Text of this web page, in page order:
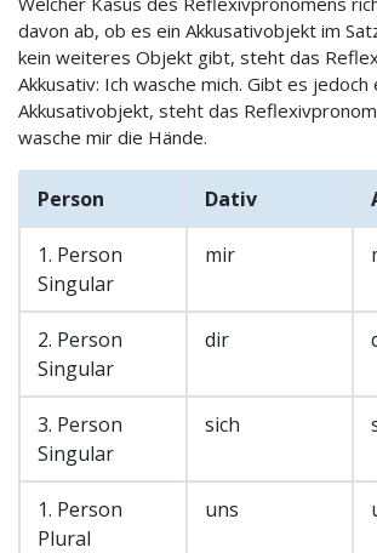
davon ab, ob es ein Akkusativobjekt im
kein weiteres Objekt gibt, steht das
Akkusativ: Ich wasche mich. Gibt es jedoch
Akkusativobjekt, steht das
wasche mir die Hände.
Person Dativ
1. Person
Singular
mir
2. Person
Singular
dir
3. Person
Singular
sich
1. Person
Plural
uns